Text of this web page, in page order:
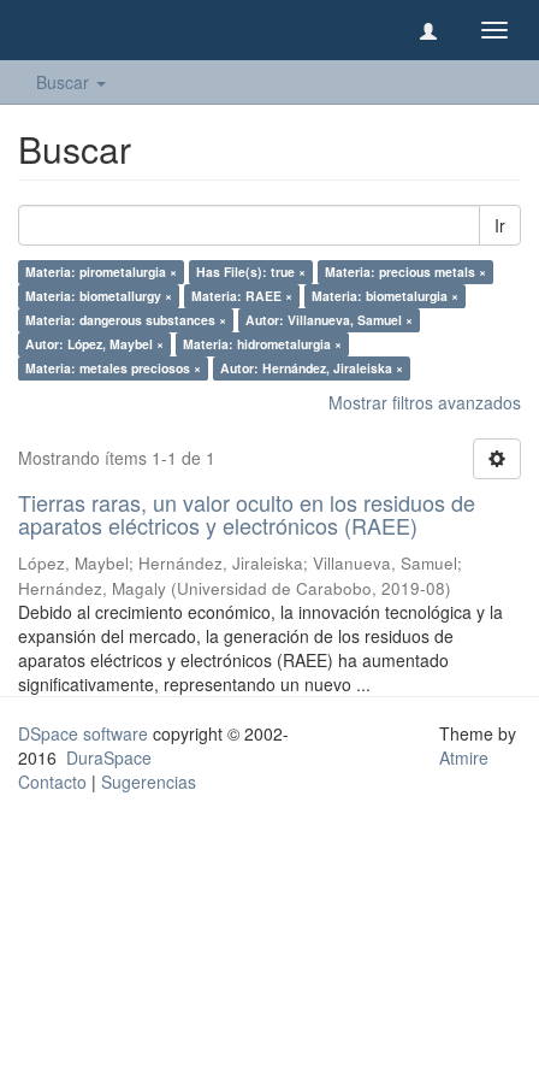
Buscar
Buscar
Ir
Materia: pirometalurgia × Has File(s): true ×
Materia: precious metals ×
Materia: biometallurgy ×
Materia: RAEE ×
Materia: biometalurgia ×
Materia: dangerous substances ×
Autor: Villanueva, Samuel ×
Autor: López, Maybel ×
Materia: hidrometalurgia ×
Materia: metales preciosos ×
Autor: Hernández, Jiraleiska ×
Mostrar filtros avanzados
Mostrando ítems 1-1 de 1
Tierras raras, un valor oculto en los residuos de
aparatos eléctricos y electrónicos (RAEE)
López, Maybel; Hernández, Jiraleiska; Villanueva, Samuel;
Hernández, Magaly (Universidad de Carabobo, 2019-08)
Debido al crecimiento económico, la innovación tecnológica y la
expansión del mercado, la generación de los residuos de
aparatos eléctricos y electrónicos (RAEE) ha aumentado
significativamente, representando un nuevo ...
DSpace software copyright © 2002-
2016 DuraSpace
Contacto | Sugerencias
Theme by
Atmire